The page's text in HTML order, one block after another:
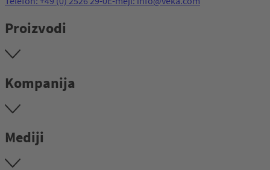
Proizvodi
Kompanija
Mediji